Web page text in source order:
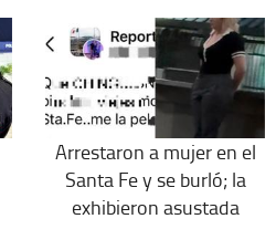
Arrestaron a mujer en el
Santa Fe y se burló; la
exhibieron asustada